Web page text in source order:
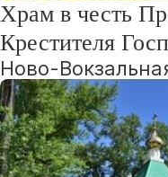
Храм в честь
Крестителя
Ново-